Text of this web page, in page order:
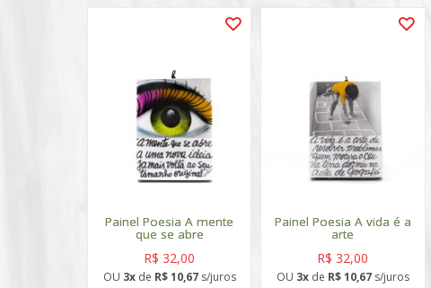
Painel Poesia A mente
que se abre
R$ 32,00
OU 3xde R$ 10,67s/juros
Painel Poesia A vida é a
arte
R$ 32,00
OU 3xde R$ 10,67s/juros